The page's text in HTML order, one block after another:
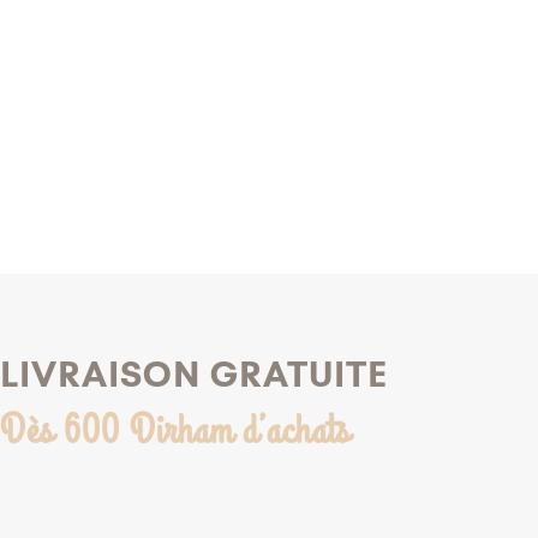
LIVRAISON GRATUITE
Dès 600 Dirham d’achats